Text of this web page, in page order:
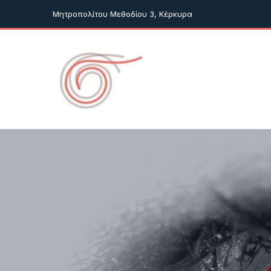
Μητροπολίτου Μεθοδίου 3, Κέρκυρα